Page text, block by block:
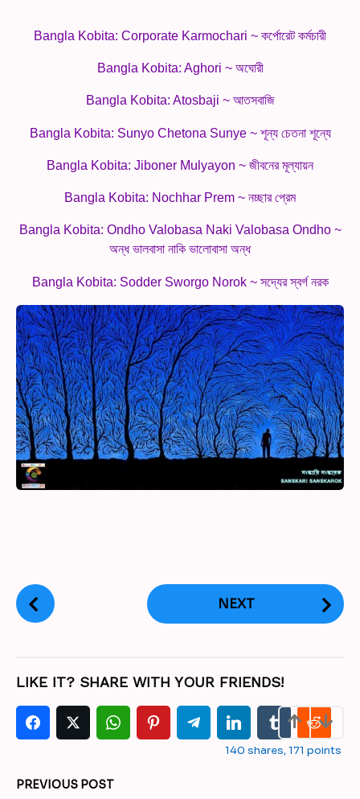
Bangla Kobita: Corporate Karmochari ~ কর্পোরেট কর্মচারী
Bangla Kobita: Aghori ~ অঘোরী
Bangla Kobita: Atosbaji ~ আতসবাজি
Bangla Kobita: Sunyo Chetona Sunye ~ শূন্য চেতনা শূন্যে
Bangla Kobita: Jiboner Mulyayon ~ জীবনের মূল্যায়ন
Bangla Kobita: Nochhar Prem ~ নচ্ছার প্রেম
Bangla Kobita: Ondho Valobasa Naki Valobasa Ondho ~
অন্ধ ভালবাসা নাকি ভালোবাসা অন্ধ
Bangla Kobita: Sodder Sworgo Norok ~ সদ্যের স্বর্গ নরক
P
o
P
a
g
i
a
NEXT
LIKE IT? SHARE WITH YOUR FRIENDS!
140 shares,171 points
PREVIOUS POST